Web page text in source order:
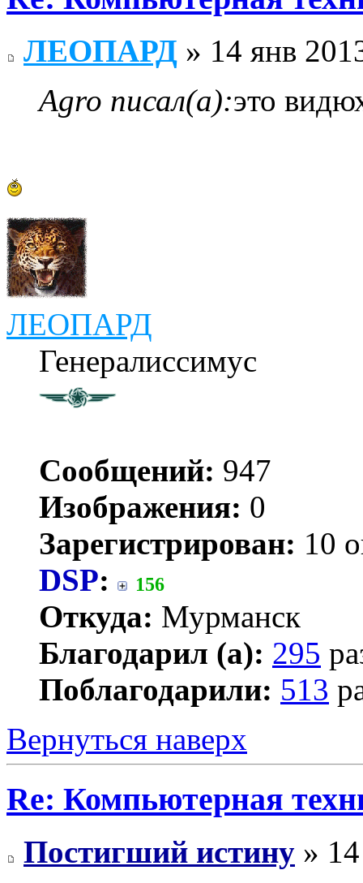
ЛЕОПАРД » 14 янв
Agro писал(а):это
ЛЕОПАРД
Генералиссимус
Сообщений: 947
Изображения: 0
Зарегистрирован: 10
DSP: 156
Откуда: Мурманск
Благодарил (а): 295
Поблагодарили: 513
Вернуться наверх
Re: Компьютерная
Постигший истину »